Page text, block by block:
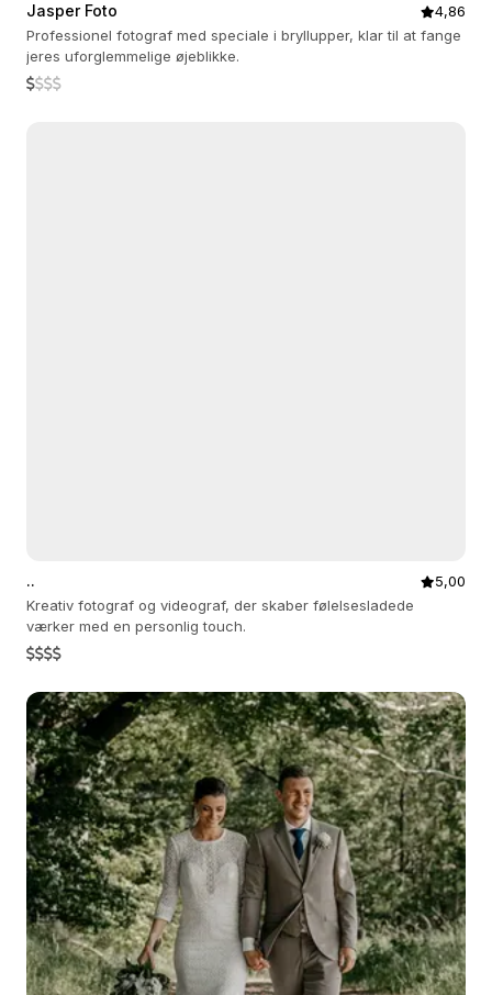
Jasper Foto
4,86
Professionel fotograf med speciale i bryllupper, klar til at fange
jeres uforglemmelige øjeblikke.
..
5,00
Kreativ fotograf og videograf, der skaber følelsesladede
værker med en personlig touch.